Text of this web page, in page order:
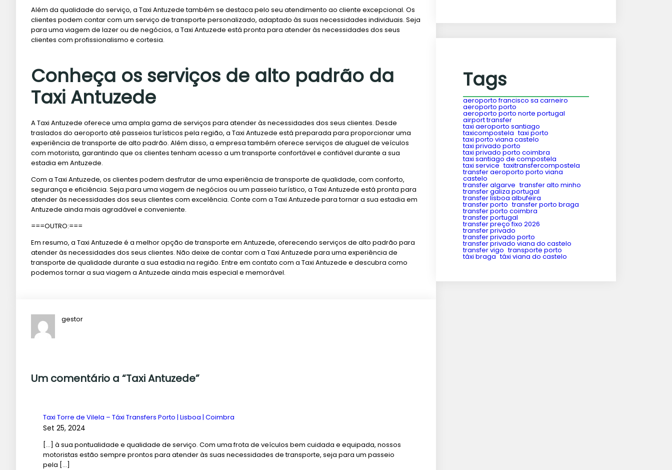
Além da qualidade do serviço, a Taxi Antuzede também se destaca pelo seu atendimento ao cliente excepcional. Os
clientes podem contar com um serviço de transporte personalizado, adaptado às suas necessidades individuais. Seja
para uma viagem de lazer ou de negócios, a Taxi Antuzede está pronta para atender às necessidades dos seus
clientes com profissionalismo e cortesia.
Conheça os serviços de alto padrão da
Taxi Antuzede
A Taxi Antuzede oferece uma ampla gama de serviços para atender às necessidades dos seus clientes. Desde
traslados do aeroporto até passeios turísticos pela região, a Taxi Antuzede está preparada para proporcionar uma
experiência de transporte de alto padrão. Além disso, a empresa também oferece serviços de aluguel de veículos
com motorista, garantindo que os clientes tenham acesso a um transporte confortável e confiável durante a sua
estadia em Antuzede.
Com a Taxi Antuzede, os clientes podem desfrutar de uma experiência de transporte de qualidade, com conforto,
segurança e eficiência. Seja para uma viagem de negócios ou um passeio turístico, a Taxi Antuzede está pronta para
atender às necessidades dos seus clientes com excelência. Conte com a Taxi Antuzede para tornar a sua estadia em
Antuzede ainda mais agradável e conveniente.
===OUTRO:===
Em resumo, a Taxi Antuzede é a melhor opção de transporte em Antuzede, oferecendo serviços de alto padrão para
atender às necessidades dos seus clientes. Não deixe de contar com a Taxi Antuzede para uma experiência de
transporte de qualidade durante a sua estadia na região. Entre em contato com a Taxi Antuzede e descubra como
podemos tornar a sua viagem a Antuzede ainda mais especial e memorável.
gestor
Um comentário a “Taxi Antuzede”
Taxi Torre de Vilela – Táxi Transfers Porto | Lisboa | Coimbra
Set 25, 2024
[…] à sua pontualidade e qualidade de serviço. Com uma frota de veículos bem cuidada e equipada, nossos
motoristas estão sempre prontos para atender às suas necessidades de transporte, seja para um passeio
pela […]
Tags
aeroporto francisco sa carneiro
aeroporto porto
aeroporto porto norte portugal
airport transfer
taxi aeroporto santiago
taxicompostela taxi porto
taxi porto viana castelo
taxi privado porto
taxi privado porto coimbra
taxi santiago de compostela
taxi service taxitransfercompostela
transfer aeroporto porto viana
castelo
transfer algarve transfer alto minho
transfer galiza portugal
transfer lisboa albufeira
transfer porto transfer porto braga
transfer porto coimbra
transfer portugal
transfer preço fixo 2026
transfer privado
transfer privado porto
transfer privado viana do castelo
transfer vigo transporte porto
táxi braga táxi viana do castelo